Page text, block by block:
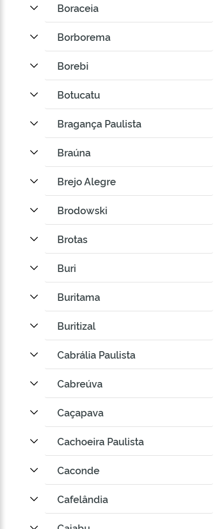
Boraceia
Borborema
Borebi
Botucatu
Bragança Paulista
Braúna
Brejo Alegre
Brodowski
Brotas
Buri
Buritama
Buritizal
Cabrália Paulista
Cabreúva
Caçapava
Cachoeira Paulista
Caconde
Cafelândia